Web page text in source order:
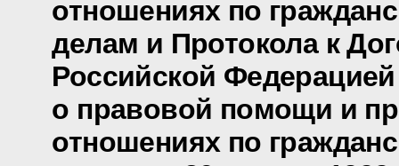
отношениях по
делам и Протокола к
Российской
о правовой помощи и
отношениях по